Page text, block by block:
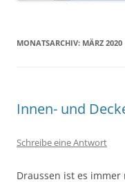
MONATSARCHIV: MÄRZ 2020
Innen- und
Schreibe eine Antwort
Draussen ist es